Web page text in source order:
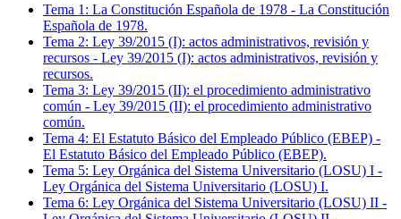
Tema 1 : La Constitución Española de 1978 - La Constitución
Española de 1978.
Tema 2: Ley 39/2015 (I): actos administrativos, revisión y
recursos - Ley 39/2015 (I): actos administrativos, revisión y
recursos.
Tema 3: Ley 39/2015 (II): el procedimiento administrativo
común - Ley 39/2015 (II): el procedimiento administrativo
común.
Tema 4: El Estatuto Básico del Empleado Público (EBEP) -
El Estatuto Básico del Empleado Público (EBEP).
Tema 5: Ley Orgánica del Sistema Universitario (LOSU) I -
Ley Orgánica del Sistema Universitario (LOSU) I.
Tema 6: Ley Orgánica del Sistema Universitario (LOSU) II -